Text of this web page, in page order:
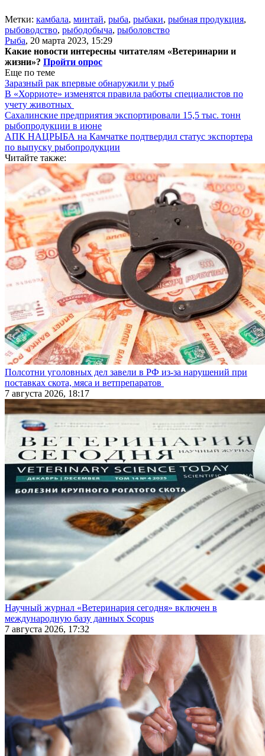
Метки: камбала, минтай, рыба, рыбаки, рыбная продукция,
рыбоводство, рыбодобыча, рыболовство
Рыба, 20 марта 2023, 15:29
Какие новости интересны читателям «Ветеринарии и
жизни»? Пройти опрос
Еще по теме
Заразный рак впервые обнаружили у рыб
В «Хорриоте» изменятся правила работы специалистов по
учету животных
Сахалинские предприятия экспортировали 15,5 тыс. тонн
рыбопродукции в июне
АПК НАЦРЫБА на Камчатке подтвердил статус экспортера
по выпуску рыбопродукции
Читайте также:
Полсотни уголовных дел завели в РФ из-за нарушений при
поставках скота, мяса и ветпрепаратов
7 августа 2026, 18:17
Научный журнал «Ветеринария сегодня» включен в
международную базу данных Scopus
7 августа 2026, 17:32